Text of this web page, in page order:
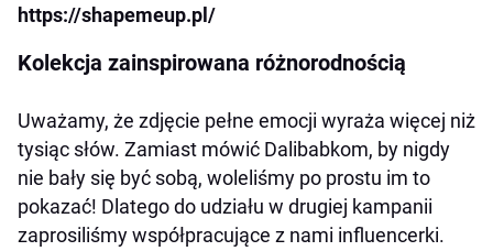
https://shapemeup.pl/
Kolekcja zainspirowana różnorodnością
Uważamy, że zdjęcie pełne emocji wyraża więcej niż
tysiąc słów. Zamiast mówić Dalibabkom, by nigdy
nie bały się być sobą, woleliśmy po prostu im to
pokazać! Dlatego do udziału w drugiej kampanii
zaprosiliśmy współpracujące z nami influencerki.